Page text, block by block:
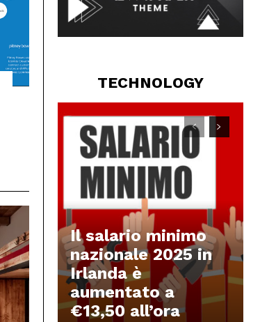
TECHNOLOGY
Il salario minimo
nazionale 2025 in
Irlanda è
aumentato a
€13,50 all’ora